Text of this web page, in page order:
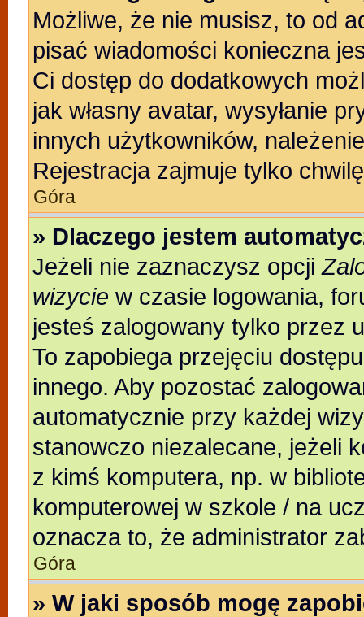
Możliwe, że nie musisz, to od
pisać wiadomości konieczna
Ci dostęp do dodatkowych
jak własny avatar, wysyłanie
innych użytkowników,
Rejestracja zajmuje tylko
Góra
» Dlaczego jestem
Jeżeli nie zaznaczysz opcji
wizycie w czasie logowania,
jesteś zalogowany tylko przez
To zapobiega przejęciu
innego. Aby pozostać
automatycznie przy każdej
stanowczo niezalecane, jeżeli
z kimś komputera, np. w
komputerowej w szkole / na
oznacza to, że administrator
Góra
» W jaki sposób mogę